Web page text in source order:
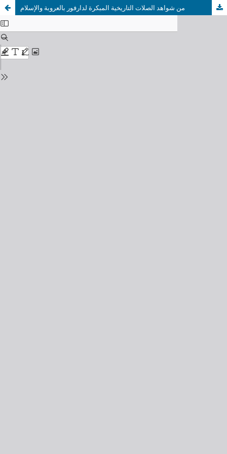
من شواهد الصلات التاريخية المبكرة لدارفور بالعروبة والإسلام